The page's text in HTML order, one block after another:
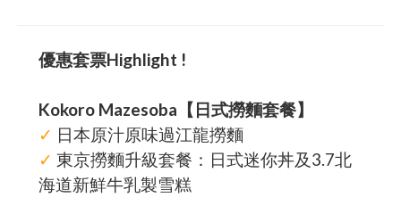
優惠套票Highlight !
Kokoro Mazesoba【日式撈麵套餐】
✓ 日本原汁原味過江龍撈麵
✓ 東京撈麵升級套餐：日式迷你丼及3.7北
海道新鮮牛乳製雪糕